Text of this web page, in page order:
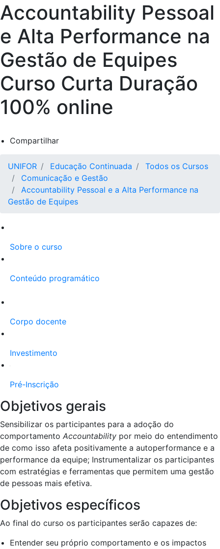
Accountability Pessoal
e Alta Performance na
Gestão de Equipes
Curso Curta Duração
100% online
Compartilhar
UNIFOR Educação Continuada
Todos os Cursos
Comunicação e Gestão
Accountability Pessoal e a Alta Performance na
Gestão de Equipes
Sobre o curso
Conteúdo programático
Corpo docente
Investimento
Pré-Inscrição
Objetivos gerais
Sensibilizar os participantes para a adoção do
comportamento Accountability por meio do entendimento
de como isso afeta positivamente a autoperformance e a
performance da equipe; Instrumentalizar os participantes
com estratégias e ferramentas que permitem uma gestão
de pessoas mais efetiva.
Objetivos específicos
Ao final do curso os participantes serão capazes de:
Entender seu próprio comportamento e os impactos